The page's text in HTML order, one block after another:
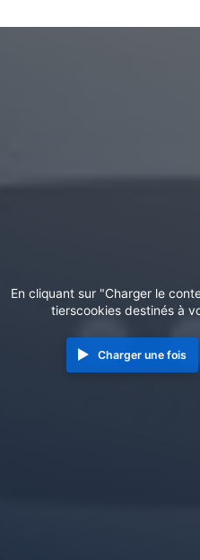
En cliquant sur "Charger le
tierscookies destinés à
Charger une fois